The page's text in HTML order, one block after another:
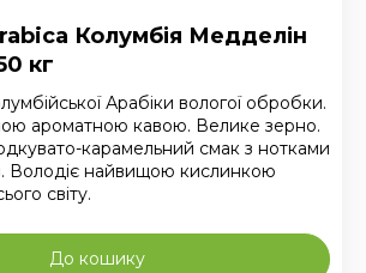
Колумбія Медделін
кг
Арабіки вологої обробки.
ароматною кавою. Велике зерно.
карамельний смак з нотками
Володіє найвищою кислинкою
світу.
До кошику